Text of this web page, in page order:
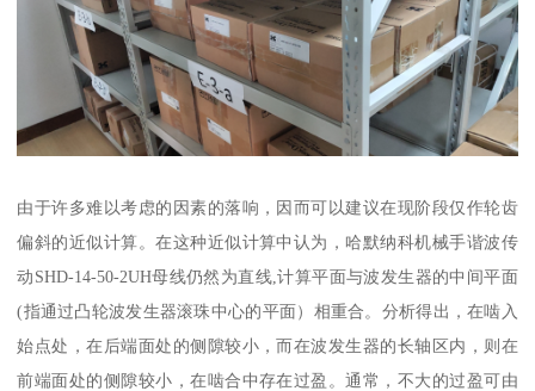
由于许多难以考虑的因素的落响，因而可以建议在现阶段仅作轮齿
偏斜的近似计算。在这种近似计算中认为，哈默纳科机械手谐波传
动SHD-14-50-2UH母线仍然为直线,计算平面与波发生器的中间平面
(指通过凸轮波发生器滚珠中心的平面）相重合。分析得出，在啮入
始点处，在后端面处的侧隙较小，而在波发生器的长轴区内，则在
前端面处的侧隙较小，在啮合中存在过盈。通常，不大的过盈可由